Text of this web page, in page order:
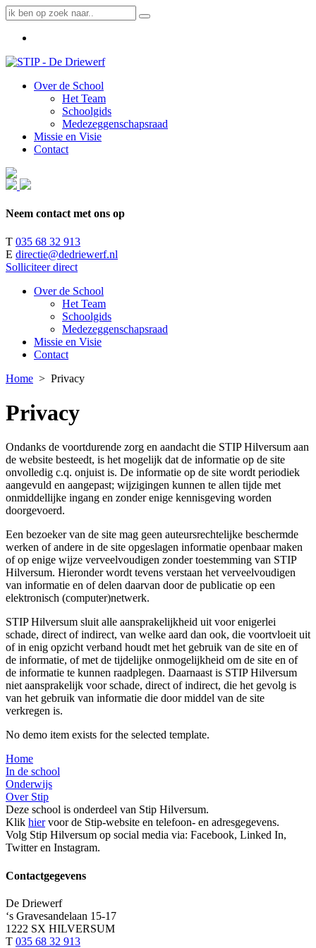
Over de School
Het Team
Schoolgids
Medezeggenschapsraad
Missie en Visie
Contact
Neem contact met ons op
T 035 68 32 913
E directie@dedriewerf.nl
Solliciteer direct
Over de School
Het Team
Schoolgids
Medezeggenschapsraad
Missie en Visie
Contact
Home > Privacy
Privacy
Ondanks de voortdurende zorg en aandacht die STIP Hilversum aan
de website besteedt, is het mogelijk dat de informatie op de site
onvolledig c.q. onjuist is. De informatie op de site wordt periodiek
aangevuld en aangepast; wijzigingen kunnen te allen tijde met
onmiddellijke ingang en zonder enige kennisgeving worden
doorgevoerd.
Een bezoeker van de site mag geen auteursrechtelijke beschermde
werken of andere in de site opgeslagen informatie openbaar maken
of op enige wijze verveelvoudigen zonder toestemming van STIP
Hilversum. Hieronder wordt tevens verstaan het verveelvoudigen
van informatie en of delen daarvan door de publicatie op een
elektronisch (computer)netwerk.
STIP Hilversum sluit alle aansprakelijkheid uit voor enigerlei
schade, direct of indirect, van welke aard dan ook, die voortvloeit uit
of in enig opzicht verband houdt met het gebruik van de site en of
de informatie, of met de tijdelijke onmogelijkheid om de site en of
de informatie te kunnen raadplegen. Daarnaast is STIP Hilversum
niet aansprakelijk voor schade, direct of indirect, die het gevolg is
van het gebruik van informatie die door middel van de site
verkregen is.
No demo item exists for the selected template.
Home
In de school
Onderwijs
Over Stip
Deze school is onderdeel van Stip Hilversum.
Klik hiervoor de Stip-website en telefoon- en adresgegevens.
Volg Stip Hilversum op social media via: Facebook, Linked In,
Twitter en Instagram.
Contactgegevens
De Driewerf
‘s Gravesandelaan 15-17
1222 SX HILVERSUM
T 035 68 32 913